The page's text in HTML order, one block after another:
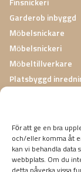
För att ge en bra
och/eller komma åt
kan vi behandla data
webbplats. Om du
Finsnickeri
Garderob inbyggd
Möbelsnickare
Möbelsnickeri
Möbeltillverkare
Platsbyggd
Specialsnickeri
Inredningssnickeri
Nå ut till